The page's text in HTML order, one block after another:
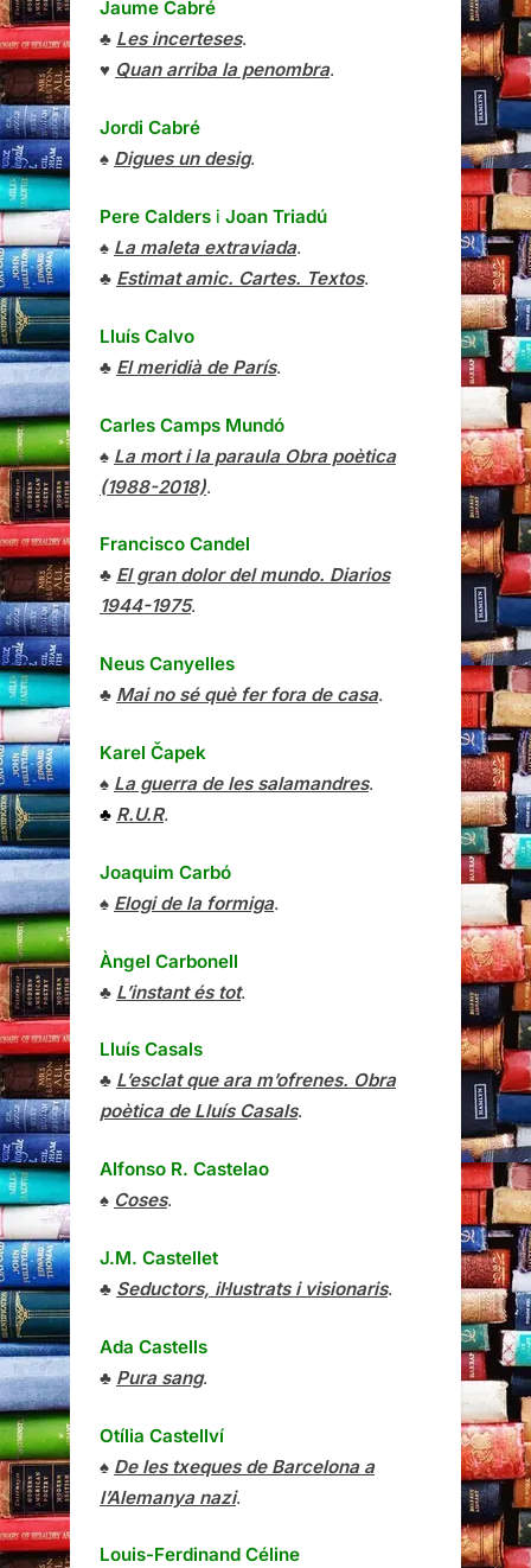
Jaume Cabré
♣ Les incerteses.
♥ Quan arriba la penombra.
Jordi Cabré
♠ Digues un desig.
Pere Calders i Joan Triadú
♠ La maleta extraviada.
♣ Estimat amic. Cartes. Textos.
Lluís Calvo
♣ El meridià de París.
Carles Camps Mundó
♠ La mort i la paraula Obra poètica
(1988-2018).
Francisco Candel
♣ El gran dolor del mundo. Diarios
1944-1975.
Neus Canyelles
♣ Mai no sé què fer fora de casa.
Karel Čapek
♠ La guerra de les salamandres.
♣ R.U.R.
Joaquim Carbó
♠ Elogi de la formiga.
Àngel Carbonell
♣ L’instant és tot.
Lluís Casals
♣ L’esclat que ara m’ofrenes. Obra
poètica de Lluís Casals.
Alfonso R. Castelao
♠ Coses.
J.M. Castellet
♣ Seductors, il·lustrats i visionaris.
Ada Castells
♣ Pura sang.
Otília Castellví
♠ De les txeques de Barcelona a
l’Alemanya nazi.
Louis-Ferdinand Céline